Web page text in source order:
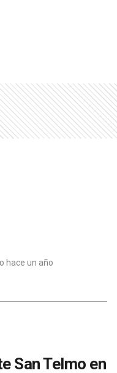
hace un año
San Telmo en